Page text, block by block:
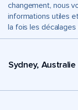
changement, nous
informations utiles
la fois les
Sydney, Australie